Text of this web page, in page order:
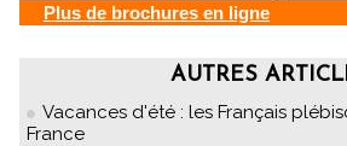
Plus de brochures en ligne
AUTRES
Vacances d'été : les Français
France